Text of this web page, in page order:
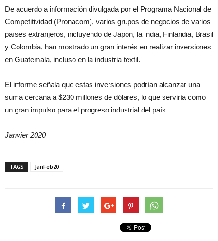
De acuerdo a información divulgada por el Programa Nacional de
Competitividad (Pronacom), varios grupos de negocios de varios
países extranjeros, incluyendo de Japón, la India, Finlandia, Brasil
y Colombia, han mostrado un gran interés en realizar inversiones
en Guatemala, incluso en la industria textil.
El informe señala que estas inversiones podrían alcanzar una
suma cercana a $230 millones de dólares, lo que serviría como
un gran impulso para el progreso industrial del país.
Janvier 2020
TAGS JanFeb20